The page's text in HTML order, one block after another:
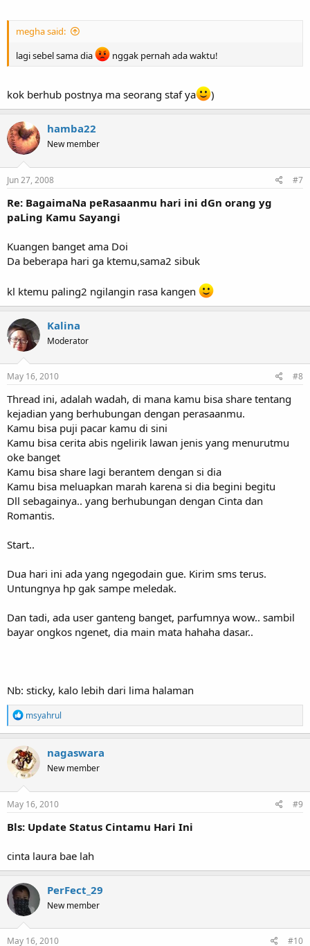
megha said:
lagi sebel sama dia
nggak pernah ada waktu!
kok berhub postnya ma seorang staf ya )
hamba22
New member
Jun 27, 2008 #7
Re: BagaimaNa peRasaanmu hari ini dGn orang yg
paLing Kamu Sayangi
Kuangen banget ama Doi
Da beberapa hari ga ktemu,sama2 sibuk
kl ktemu paling2 ngilangin rasa kangen
Kalina
Moderator
May 16, 2010 #8
Thread ini, adalah wadah, di mana kamu bisa share tentang
kejadian yang berhubungan dengan perasaanmu.
Kamu bisa puji pacar kamu di sini
Kamu bisa cerita abis ngelirik lawan jenis yang menurutmu
oke banget
Kamu bisa share lagi berantem dengan si dia
Kamu bisa meluapkan marah karena si dia begini begitu
Dll sebagainya.. yang berhubungan dengan Cinta dan
Romantis.
Start..
Dua hari ini ada yang ngegodain gue. Kirim sms terus.
Untungnya hp gak sampe meledak.
Dan tadi, ada user ganteng banget, parfumnya wow.. sambil
bayar ongkos ngenet, dia main mata hahaha dasar..
Nb: sticky, kalo lebih dari lima halaman
R
e
a
c
t
i
o
n
s
msyahrul
nagaswara
New member
May 16, 2010 #9
Bls: Update Status Cintamu Hari Ini
cinta laura bae lah
PerFect_29
New member
May 16, 2010 #10